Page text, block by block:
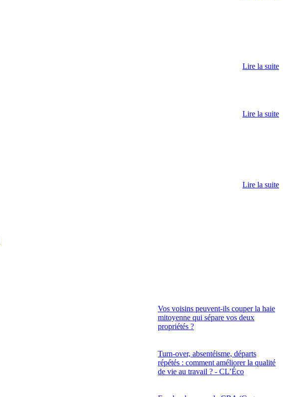
Lire la suite
Lire la suite
Lire la suite
Vos voisins peuvent-ils couper la haie
mitoyenne qui sépare vos deux
propriétés ?
Turn-over, absentéisme, départs
répétés : comment améliorer la qualité
de vie au travail ? - CL’Éco